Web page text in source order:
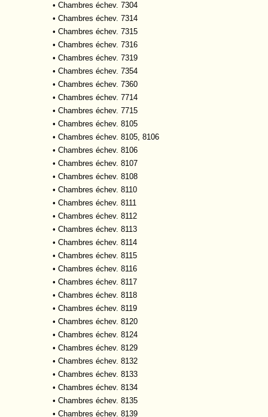
• Chambres échev. 7304
• Chambres échev. 7314
• Chambres échev. 7315
• Chambres échev. 7316
• Chambres échev. 7319
• Chambres échev. 7354
• Chambres échev. 7360
• Chambres échev. 7714
• Chambres échev. 7715
• Chambres échev. 8105
• Chambres échev. 8105, 8106
• Chambres échev. 8106
• Chambres échev. 8107
• Chambres échev. 8108
• Chambres échev. 8110
• Chambres échev. 8111
• Chambres échev. 8112
• Chambres échev. 8113
• Chambres échev. 8114
• Chambres échev. 8115
• Chambres échev. 8116
• Chambres échev. 8117
• Chambres échev. 8118
• Chambres échev. 8119
• Chambres échev. 8120
• Chambres échev. 8124
• Chambres échev. 8129
• Chambres échev. 8132
• Chambres échev. 8133
• Chambres échev. 8134
• Chambres échev. 8135
• Chambres échev. 8139